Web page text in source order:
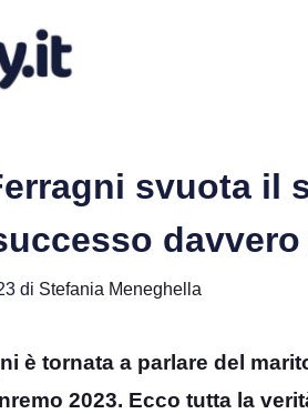
svuota il
davvero
di Stefania Meneghella
è tornata a parlare del
2023. Ecco tutta la